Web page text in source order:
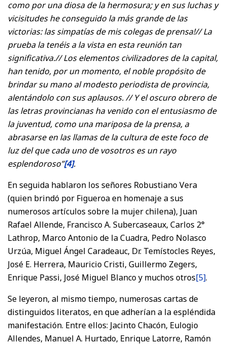
como por una diosa de la hermosura; y en sus luchas y
vicisitudes he conseguido la más grande de las
victorias: las simpatías de mis colegas de prensa!// La
prueba la tenéis a la vista en esta reunión tan
significativa.// Los elementos civilizadores de la capital,
han tenido, por un momento, el noble propósito de
brindar su mano al modesto periodista de provincia,
alentándolo con sus aplausos. // Y el oscuro obrero de
las letras provincianas ha venido con el entusiasmo de
la juventud, como una mariposa de la prensa, a
abrasarse en las llamas de la cultura de este foco de
luz del que cada uno de vosotros es un rayo
esplendoroso”[4].
En seguida hablaron los señores Robustiano Vera
(quien brindó por Figueroa en homenaje a sus
numerosos artículos sobre la mujer chilena), Juan
Rafael Allende, Francisco A. Subercaseaux, Carlos 2°
Lathrop, Marco Antonio de la Cuadra, Pedro Nolasco
Urzúa, Miguel Ángel Caradeauc, Dr. Temístocles Reyes,
José E. Herrera, Mauricio Cristi, Guillermo Zegers,
Enrique Passi, José Miguel Blanco y muchos otros[5].
Se leyeron, al mismo tiempo, numerosas cartas de
distinguidos literatos, en que adherían a la espléndida
manifestación. Entre ellos: Jacinto Chacón, Eulogio
Allendes, Manuel A. Hurtado, Enrique Latorre, Ramón